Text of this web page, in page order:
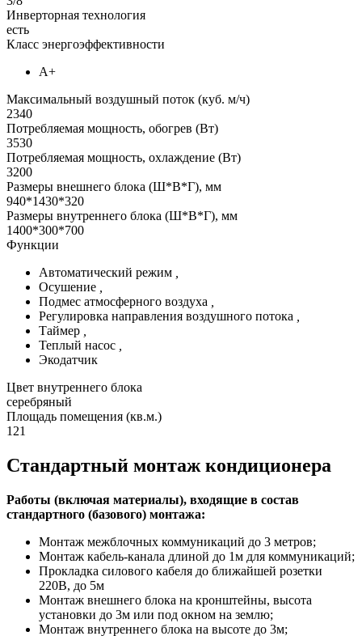
Инверторная технология
есть
Класс энергоэффективности
А+
Максимальный воздушный поток (куб. м/ч)
2340
Потребляемая мощность, обогрев (Вт)
3530
Потребляемая мощность, охлаждение (Вт)
3200
Размеры внешнего блока (Ш*В*Г), мм
940*1430*320
Размеры внутреннего блока (Ш*В*Г), мм
1400*300*700
Функции
Автоматический режим
Осушение
Подмес атмосферного воздуха
Регулировка направления воздушного потока
Таймер
Теплый насос
Экодатчик
Цвет внутреннего блока
серебряный
Площадь помещения (кв.м.)
121
Стандартный монтаж кондиционера
Работы (включая материалы), входящие в состав
стандартного (базового) монтажа:
Монтаж межблочных коммуникаций до 3 метров;
Монтаж кабель-канала длиной до 1м для коммуникаций;
Прокладка силового кабеля до ближайшей розетки
220В, до 5м
Монтаж внешнего блока на кронштейны, высота
установки до 3м или под окном на землю;
Монтаж внутреннего блока на высоте до 3м;